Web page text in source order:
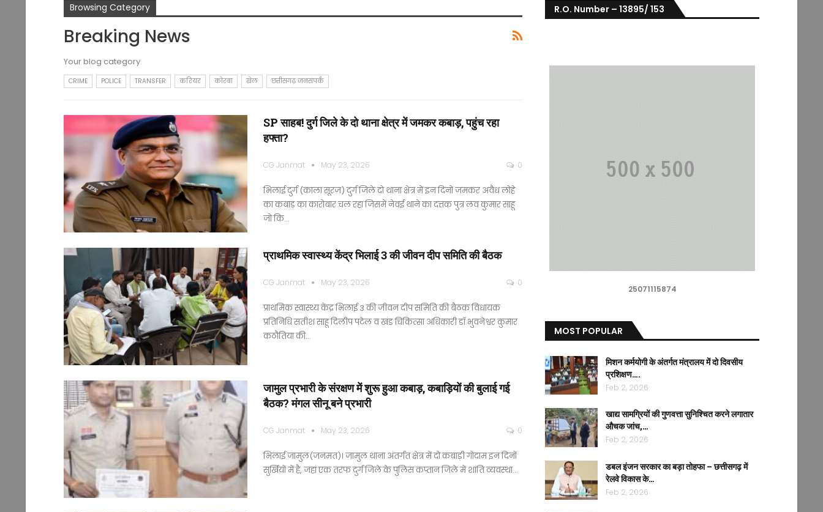
Browsing Category
Breaking News
Your blog category
CRIME POLICE TRANSFER करियर कोरबा खेल छत्तीसगढ़ जनसंपर्क
SP साहब! दुर्ग जिले के दो थाना क्षेत्र में जमकर कबाड़, पहुंच रहा
हफ्ता?
CG Janmat May 23, 2026 0
भिलाई दुर्ग (काला सूरज) दुर्ग जिले दो थाना क्षेत्र में इन दिनों जमकर अवैध लोहे
का कबाड़ का कारोबार चल रहा जिसमें नेवई थाने का दत्तक पुत्र लव कुमार साहू
जो कि…
प्राथमिक स्वास्थ्य केंद्र भिलाई 3 की जीवन दीप समिति की बैठक
CG Janmat May 23, 2026 0
प्राथमिक स्वास्थ्य केंद्र भिलाई 3 की जीवन दीप समिति की बैठक विधायक
प्रतिनिधि सतीश साहू दिलीप पटेल व खंड चिकित्सा अधिकारी डॉ भुवनेश्वर कुमार
कठौतिया की…
जामुल प्रभारी के संरक्षण में शुरू हुआ कबाड़, कबाड़ियों की बुलाई गई
बैठक? मंगल सीनू बने प्रभारी
CG Janmat May 23, 2026 0
भिलाई जामुल(जनमत)। जामुल थाना अंतर्गत क्षेत्र में दो कबाड़ी गोदाम इन दिनों
सुर्खियों में है, जहां एक तरफ दुर्ग जिले के पुलिस कप्तान जिले में शांति व्यवस्था…
R.O. Number – 13895/ 153
25071115874
MOST POPULAR
मिशन कर्मयोगी के अंतर्गत मंत्रालय में दो दिवसीय
प्रशिक्षण….
Feb 2, 2026
खाद्य सामग्रियों की गुणवत्ता सुनिश्चित करने लगातार
औचक जांच,…
Feb 2, 2026
डबल इंजन सरकार का बड़ा तोहफा – छत्तीसगढ़ में
रेलवे विकास के…
Feb 2, 2026